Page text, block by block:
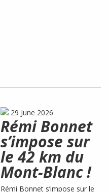
29 June 2026
Rémi Bonnet
s’impose sur
le 42 km du
Mont-Blanc !
Rémi Bonnet s’impose sur le